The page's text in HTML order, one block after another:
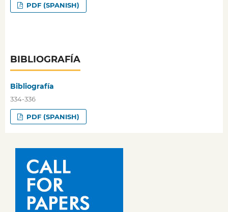
PDF (SPANISH)
BIBLIOGRAFÍA
Bibliografía
334-336
PDF (SPANISH)